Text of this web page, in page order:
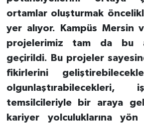
ortamlar oluşturmak
yer alıyor. Kampüs Mersin
projelerimiz tam da bu
geçirildi. Bu projeler
fikirlerini
olgunlaştırabilecekleri,
temsilcileriyle bir araya
kariyer yolculuklarına yön